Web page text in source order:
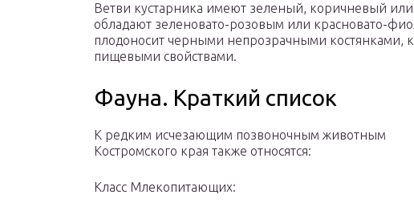
Ветви кустарника имеют зеленый, коричневый или
обладают зеленовато-розовым или красновато-
плодоносит черными непрозрачными костянками,
пищевыми свойствами.
Фауна. Краткий список
К редким исчезающим позвоночным животным
Костромского края также относятся:
Класс Млекопитающих: